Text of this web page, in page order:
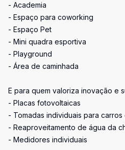
- Academia
- Espaço para coworking
- Espaço Pet
- Mini quadra esportiva
- Playground
- Área de caminhada
E para quem valoriza inovação e
- Placas fotovoltaicas
- Tomadas individuais para carros
- Reaproveitamento de água da
- Medidores individuais